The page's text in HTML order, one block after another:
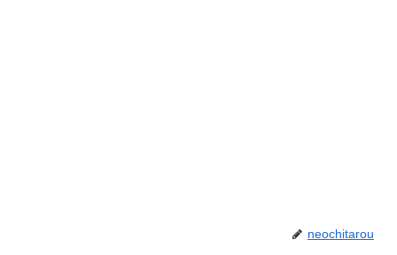
neochitarou